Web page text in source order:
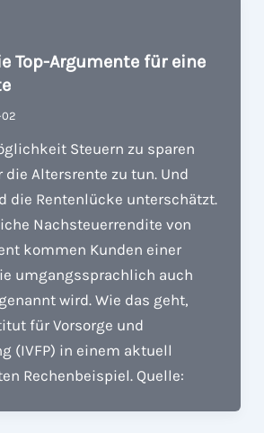
Top-Argumente für eine
Steuern zu sparen
die Altersrente zu tun. Und
die Rentenlücke unterschätzt.
Nachsteuerrendite von
kommen Kunden einer
umgangssprachlich auch
wird. Wie das geht,
für Vorsorge und
(IVFP) in einem aktuell
Rechenbeispiel. Quelle: